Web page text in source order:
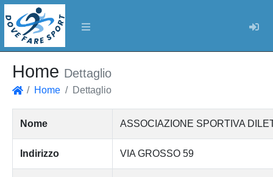
Home Dettaglio
Home Dettaglio
Nome ASSOCIAZIONE SPORTIVA
Indirizzo VIA GROSSO 59